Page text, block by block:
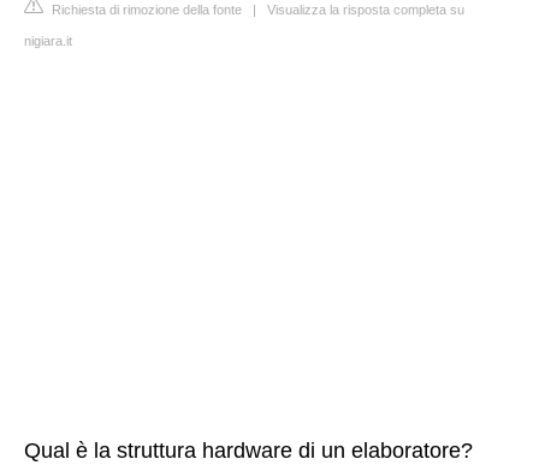
Richiesta di rimozione della fonte | Visualizza la risposta completa su
nigiara.it
Qual è la struttura hardware di un elaboratore?